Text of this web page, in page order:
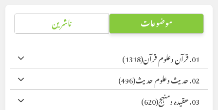
موضوعات ناشرین
01. قرآن وعلوم قرآن
(1318)
02. حدیث وعلوم حدیث
(496)
03. عقیدہ ومنہج
(620)